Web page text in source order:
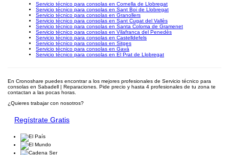
Servicio técnico para consolas en Cornella de Llobregat
Servicio técnico para consolas en Sant Boi de Llobregat
Servicio técnico para consolas en Granollers
Servicio técnico para consolas en Sant Cugat del Vallès
Servicio técnico para consolas en Santa Coloma de Gramenet
Servicio técnico para consolas en Vilafranca del Penedès
Servicio técnico para consolas en Castelldefels
Servicio técnico para consolas en Sitges
Servicio técnico para consolas en Gavà
Servicio técnico para consolas en El Prat de Llobregat
En Cronoshare puedes encontrar a los mejores profesionales de Servicio técnico para
consolas en Sabadell | Reparaciones. Pide precio y hasta 4 profesionales de tu zona te
contactan a las pocas horas.
¿Quieres trabajar con nosotros?
Regístrate Gratis